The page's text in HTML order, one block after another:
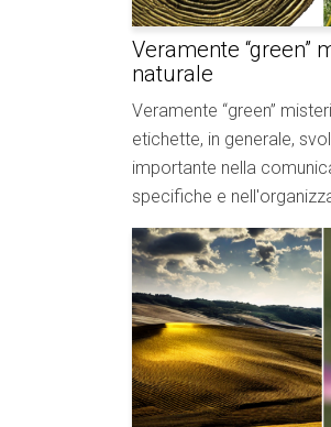
Veramente “green”
naturale
Veramente “green”
etichette, in generale,
importante nella
specifiche e